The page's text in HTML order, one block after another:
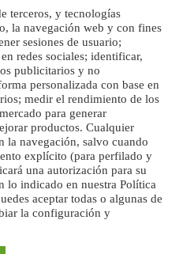
asustada tiene miedo a la calle, se
de privacidad
de Cookies
interés
terceros, y tecnologías
la navegación web y con fines
sesiones de usuario;
redes sociales; identificar,
publicitarios y no
personalizada con base en
medir el rendimiento de los
para generar
productos. Cualquier
la navegación, salvo cuando
explícito (para perfilado y
una autorización para su
lo indicado en nuestra Política
aceptar todas o algunas de
la configuración y